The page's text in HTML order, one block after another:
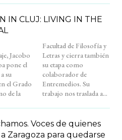
IN CLUJ: LIVING IN THE
Jacobo
pone el
su
el Grado
de la
también
como
de
Su
trabajo nos traslada a...
Voces de quienes
a Zaragoza para quedarse